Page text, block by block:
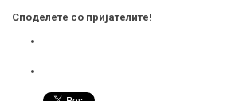
Споделете со пријателите!